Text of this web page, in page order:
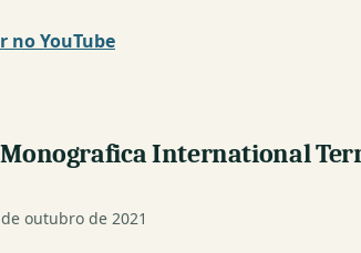
no YouTube
International
outubro de 2021